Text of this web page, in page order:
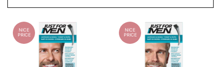
NICE
PRICE
NICE
PRICE